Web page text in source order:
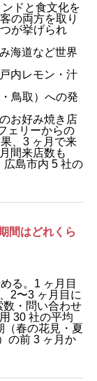
ドと食文化を
の両方を取り
が挙げられ
海道など世界
内レモン・汁
鳥取）への発
お好み焼き店
ェリーからの
、3 ヶ月で来
間来店数も
広島市内 5 社の
間はどれくら
る。1 ヶ月目
2〜3 ヶ月目に
・問い合わせ
30 社の平均
（春の花見・夏
の前 3 ヶ月か